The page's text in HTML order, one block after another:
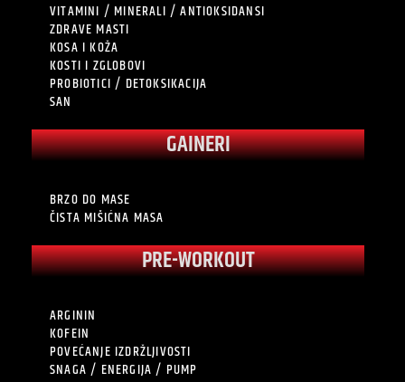
VITAMINI / MINERALI / ANTIOKSIDANSI
ZDRAVE MASTI
KOSA I KOŽA
KOSTI I ZGLOBOVI
PROBIOTICI / DETOKSIKACIJA
SAN
GAINERI
BRZO DO MASE
ČISTA MIŠIĆNA MASA
PRE-WORKOUT
ARGININ
KOFEIN
POVEĆANJE IZDRŽLJIVOSTI
SNAGA / ENERGIJA / PUMP